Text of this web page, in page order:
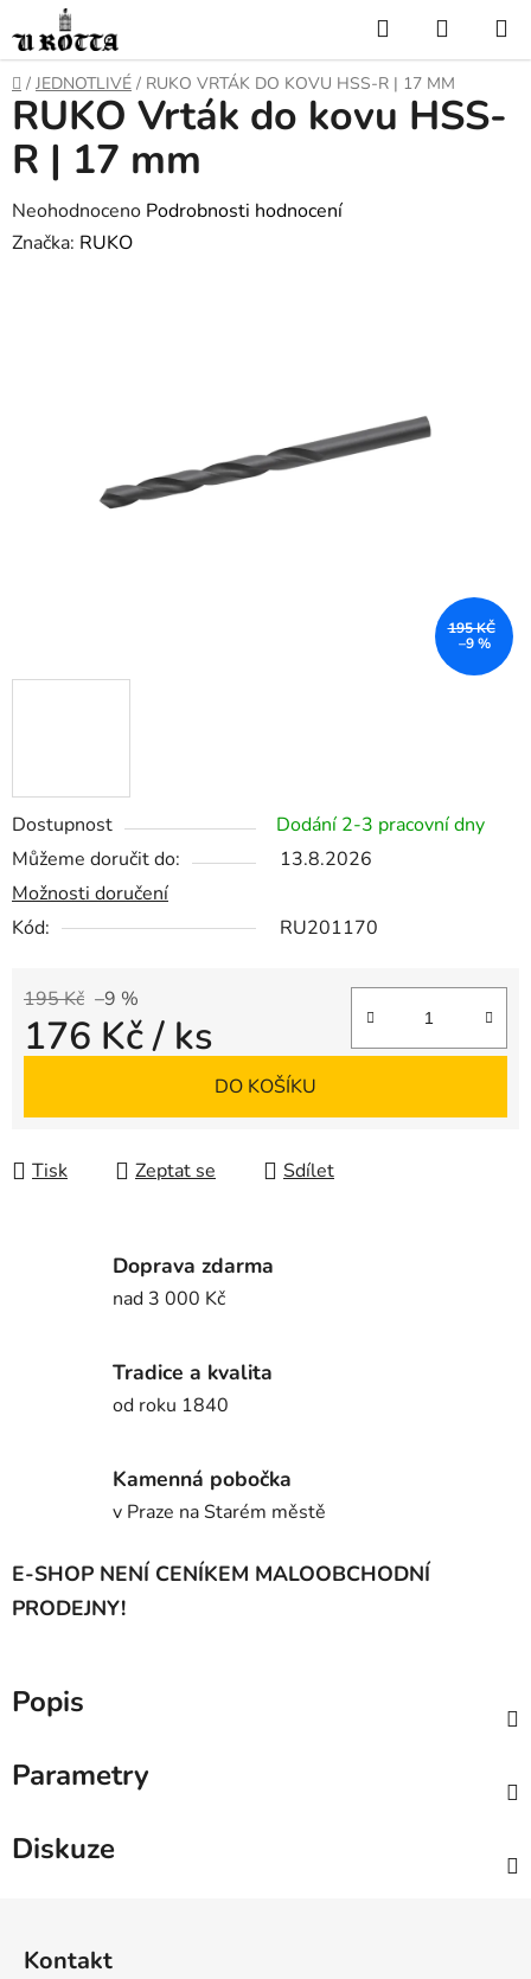
na
obsah
Hledat
KOŠÍK
DOMŮ
/ JEDNOTLIVÉ / RUKO VRTÁK DO KOVU HSS-R | 17 MM
Dostupnost
Dodání 2-3 pracovní dny
Můžeme doručit do:
13.8.2026
Možnosti doručení
Kód:
RU201170
195 Kč –9 %
176 Kč/ ks
DO KOŠÍKU
Tisk Zeptat se Sdílet
RUKO Vrták do kovu HSS-
R | 17 mm
Průměrné
hodnocení
Neohodnoceno Podrobnosti hodnocení
Značka: RUKO
195 KČ
–9 %
Doprava zdarma
nad 3 000 Kč
Tradice a kvalita
od roku 1840
Kamenná pobočka
v Praze na Starém městě
E-SHOP NENÍ CENÍKEM MALOOBCHODNÍ
PRODEJNY!
Popis
Parametry
Diskuze
Kontakt